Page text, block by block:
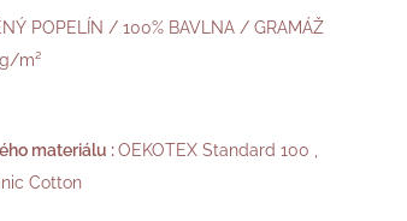
POPELÍN / 100% BAVLNA / GRAMÁŽ
g/m²
materiálu :OEKOTEX Standard 100 ,
Cotton